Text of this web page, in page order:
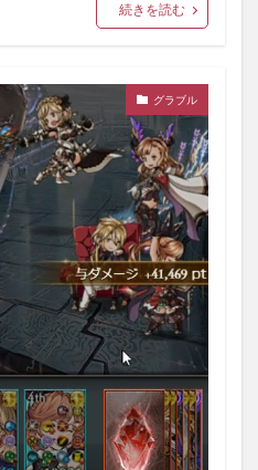
続きを読む
グラブル